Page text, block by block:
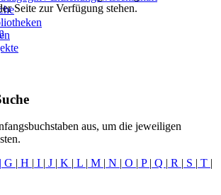
aus, um die jeweiligen
| G | H | I | J | K | L | M | N | O | P | Q | R | S | T |
Seite zur Verfügung stehen.